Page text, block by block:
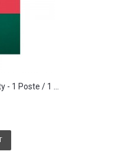
1 Poste / 1 ...